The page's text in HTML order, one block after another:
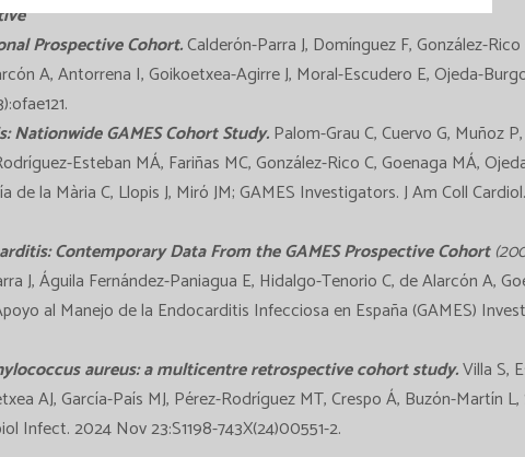
Prospective Cohort.Calderón-Parra J, Domínguez F, González-
A, Antorrena I, Goikoetxea-Agirre J, Moral-Escudero E, Ojeda-
GAMES Cohort Study.Palom-Grau C, Cuervo G, Muñoz
Esteban MÁ, Fariñas MC, González-Rico C, Goenaga MÁ,
la Mària C, Llopis J, Miró JM; GAMES Investigators. J Am Coll
Contemporary Data From the GAMES Prospective Cohort
J, Águila Fernández-Paniagua E, Hidalgo-Tenorio C, de Alarcón A,
al Manejo de la Endocarditis Infecciosa en España (GAMES)
aureus: a multicentre retrospective cohort study.Villa S,
AJ, García-País MJ, Pérez-Rodríguez MT, Crespo Á, Buzón-Martín
Infect. 2024 Nov 23:S1198-743X(24)00551-2.